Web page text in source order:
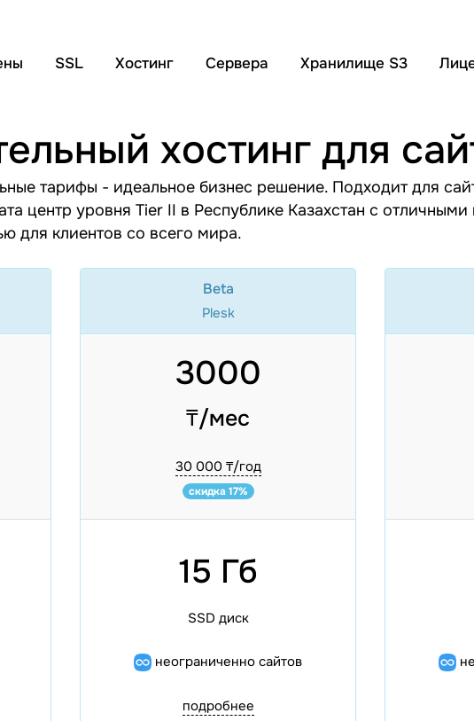
SSL Хостинг Сервера Хранилище S3
хостинг для
тарифы - идеальное бизнес решение. Подходит для
центр уровня Tier II в Республике Казахстан с
для клиентов со всего мира.
Beta
Plesk
3000
₸/мес
30 000 ₸/год
скидка 17%
15 Гб
SSD диск
неограниченно сайтов
подробнее